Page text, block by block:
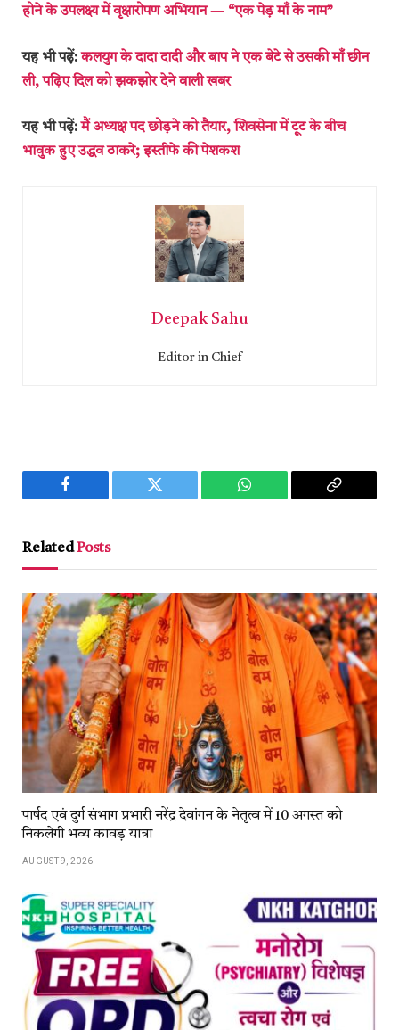
होने के उपलक्ष्य में वृक्षारोपण अभियान ― “एक पेड़ माँ के नाम”
यह भी पढ़ें:कलयुग के दादा दादी और बाप ने एक बेटे से उसकी माँ छीन
ली, पढ़िए दिल को झकझोर देने वाली खबर
यह भी पढ़ें:मैं अध्यक्ष पद छोड़ने को तैयार, शिवसेना में टूट के बीच
भावुक हुए उद्धव ठाकरे; इस्तीफे की पेशकश
Deepak Sahu
Editor in Chief
Facebook Twitter WhatsApp
Copy
RelatedPosts
पार्षद एवं दुर्ग संभाग प्रभारी नरेंद्र देवांगन के नेतृत्व में 10 अगस्त को
निकलेगी भव्य कावड़ यात्रा
AUGUST 9, 2026